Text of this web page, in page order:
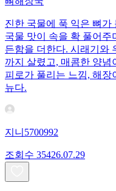
진한 국물에 푹 익은 뼈
국물 맛이 속을 확 풀어
든함을 더한다. 시래기와
까지 살렸고, 매콤한 양
피로가 풀리는 느낌, 해장
뉴다.
지니5700992
조회수 35426.07.29